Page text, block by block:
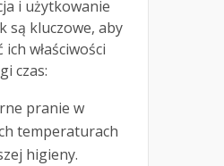
i użytkowanie
są kluczowe, aby
ich właściwości
czas:
pranie w
temperaturach
higieny.